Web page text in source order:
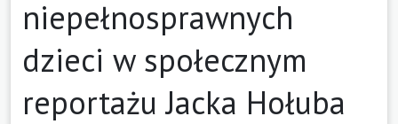
niepełnosprawnych
dzieci w społecznym
reportażu Jacka Hołuba